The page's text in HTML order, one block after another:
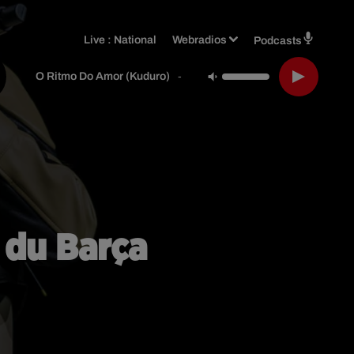
Live : National Webradios Podcasts
O Ritmo Do Amor (kuduro) - Emanuel
Barça